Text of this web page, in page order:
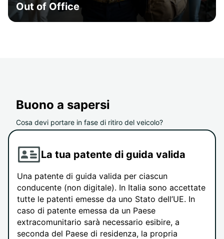
Out of Office
Buono a sapersi
Cosa devi portare in fase di ritiro del veicolo?
La tua patente di guida valida
Una patente di guida valida per ciascun
conducente (non digitale). In Italia sono accettate
tutte le patenti emesse da uno Stato dell’UE. In
caso di patente emessa da un Paese
extracomunitario sarà necessario esibire, a
seconda del Paese di residenza, la propria